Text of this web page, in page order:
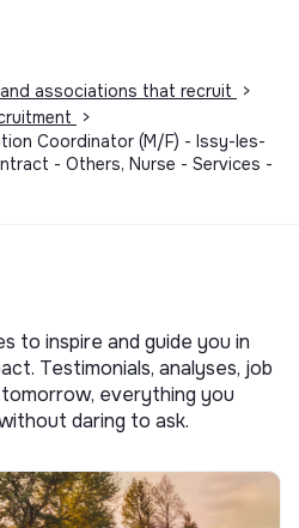
associations that recruit
>
>
Coordinator (M/F) - Issy-les-
- Others, Nurse - Services -
to inspire and guide you in
Testimonials, analyses, job
everything you
daring to ask.